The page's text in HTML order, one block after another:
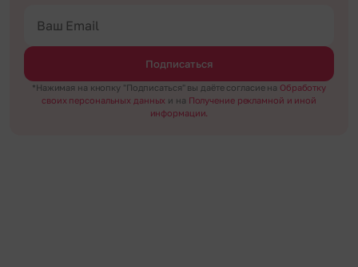
Подписаться
*Нажимая на кнопку "Подписаться" вы даёте согласие на Обработку
своих персональных данных и на Получение рекламной и иной
информации.